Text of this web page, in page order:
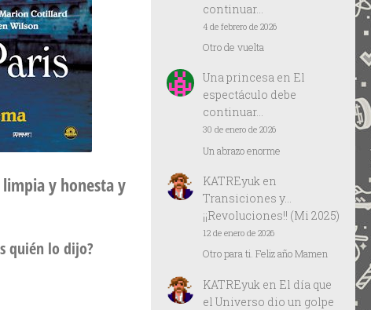
y honesta y
quién lo dijo?
continuar…
4 de febrero de 2026
Otro de vuelta
Una princesaen El
espectáculo debe
continuar…
30 de enero de 2026
Un abrazo enorme
KATREyuken
Transiciones y…
¡¡Revoluciones!! (Mi 2025)
12 de enero de 2026
Otro para ti. Feliz año Mamen
KATREyuk en El día que
el Universo dio un golpe